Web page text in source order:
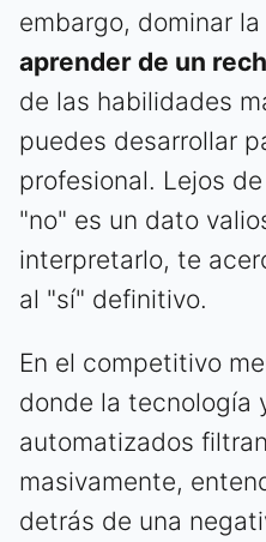
embargo, dominar
aprender de un
de las habilidades
puedes desarrollar
profesional. Lejos
"no" es un dato
interpretarlo, te
al "sí" definitivo.
En el competitivo
donde la tecnología
automatizados
masivamente,
detrás de una